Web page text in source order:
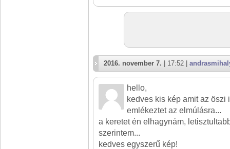
2016. november 7. | 17:52 |
hello,
kedves kis kép amit az öszi
emlékeztet az elmúlásra...
a keretet én elhagynám,
szerintem...
kedves egyszerű kép!